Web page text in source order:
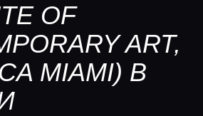
OF
ART,
MIAMI) В